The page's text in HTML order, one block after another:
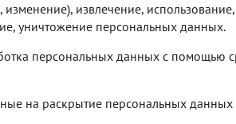
извлечение,
уничтожение персональных данных.
персональных данных с помощью
на раскрытие персональных данных